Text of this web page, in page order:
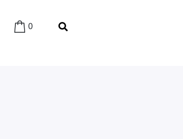
0